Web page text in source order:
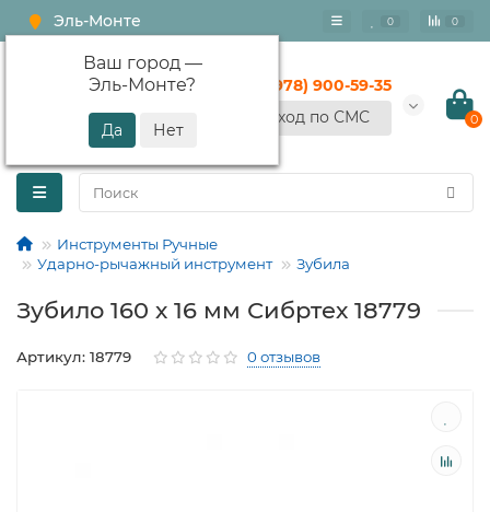
Эль-Монте
Ваш город —
Эль-Монте?
0 0
+7 (978) 900-59-35
Вход по СМС
0
Инструменты Ручные
Ударно-рычажный инструмент
Зубила
Зубило 160 х 16 мм Сибртех 18779
Артикул: 18779 0 отзывов